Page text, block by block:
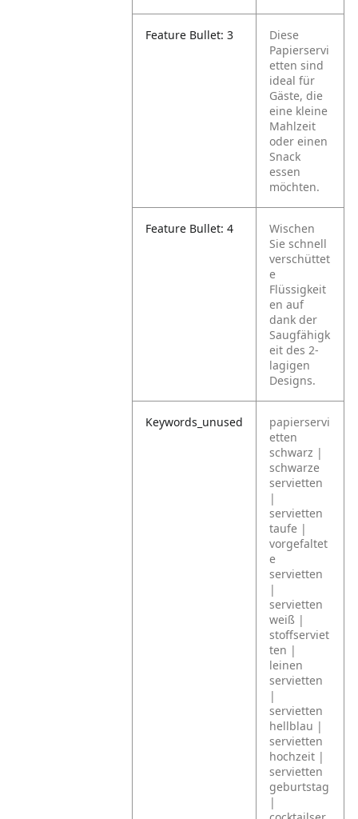
Feature Bullet: 3
Diese
Papierservi
etten sind
ideal für
Gäste, die
eine kleine
Mahlzeit
oder einen
Snack
essen
möchten.
Feature Bullet: 4
Wischen
Sie schnell
verschüttet
e
Flüssigkeit
en auf
dank der
Saugfähigk
eit des 2-
lagigen
Designs.
Keywords_unused
papierservi
etten
schwarz |
schwarze
servietten
|
servietten
taufe |
vorgefaltet
e
servietten
|
servietten
weiß |
stoffserviet
ten |
leinen
servietten
|
servietten
hellblau |
servietten
hochzeit |
servietten
geburtstag
|